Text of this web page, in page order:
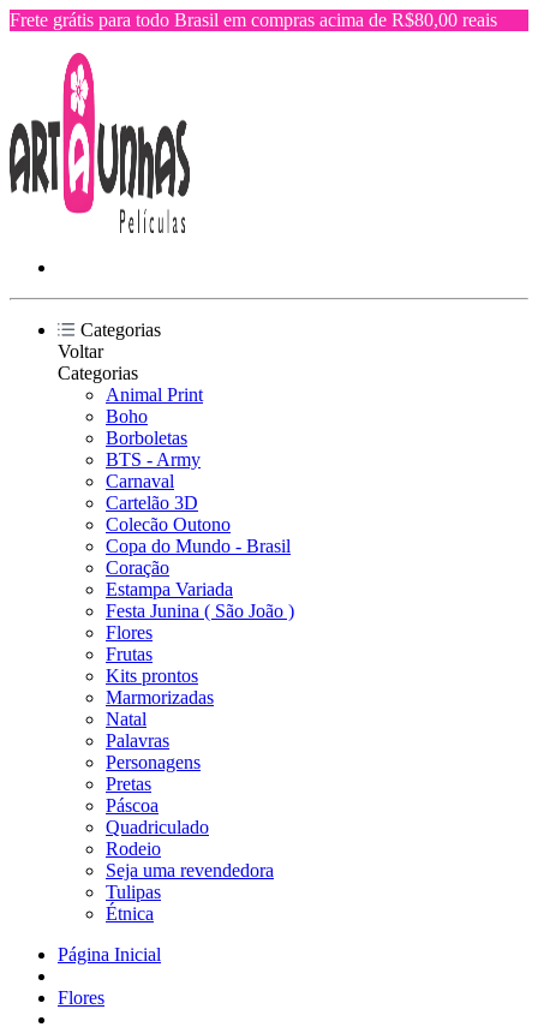
Frete grátis para todo Brasil em compras acima de R$80,00 reais
Categorias
Voltar
Categorias
Animal Print
Boho
Borboletas
BTS - Army
Carnaval
Cartelão 3D
Colecão Outono
Copa do Mundo - Brasil
Coração
Estampa Variada
Festa Junina ( São João )
Flores
Frutas
Kits prontos
Marmorizadas
Natal
Palavras
Personagens
Pretas
Páscoa
Quadriculado
Rodeio
Seja uma revendedora
Tulipas
Étnica
Página Inicial
Flores